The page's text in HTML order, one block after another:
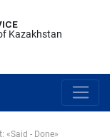
Kazakhstan
«Said - Done»